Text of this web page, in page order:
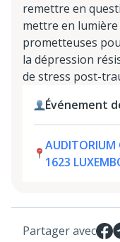
remettre en
mettre en
prometteuses
la dépression
de stress post-
Événement
1623
Partager avec